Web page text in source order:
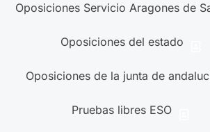
Oposiciones Servicio Aragones de
Oposiciones del estado
Oposiciones de la junta de
Pruebas libres ESO